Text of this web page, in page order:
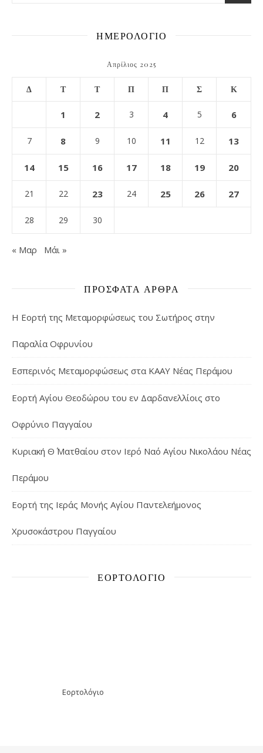
ΗΜΕΡΟΛΟΓΙΟ
Απρίλιος 2025
Δ Τ Τ Π Π Σ Κ
1 2 3 4 5 6
7 8 9 10 11 12 13
14 15 16 17 18 19 20
21 22 23 24 25 26 27
28 29 30
« Μαρ Μάι »
ΠΡΌΣΦΑΤΑ ΆΡΘΡΑ
Η Εορτή της Μεταμορφώσεως του Σωτήρος στην
Παραλία Οφρυνίου
Εσπερινός Μεταμορφώσεως στα ΚΑΑΥ Νέας Περάμου
Εορτή Αγίου Θεοδώρου του εν Δαρδανελλίοις στο
Οφρύνιο Παγγαίου
Κυριακή Θ΄ Ματθαίου στον Ιερό Ναό Αγίου Νικολάου Νέας
Περάμου
Εορτή της Ιεράς Μονής Αγίου Παντελεήμονος
Χρυσοκάστρου Παγγαίου
ΕΟΡΤΟΛΌΓΙΟ
Εορτολόγιο